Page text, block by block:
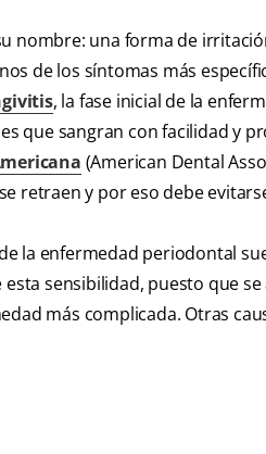
nombre: una forma de
de los síntomas más
, la fase inicial de la
que sangran con facilidad y
(American Dental
retraen y por eso debe
la enfermedad periodontal
sensibilidad, puesto que
más complicada. Otras